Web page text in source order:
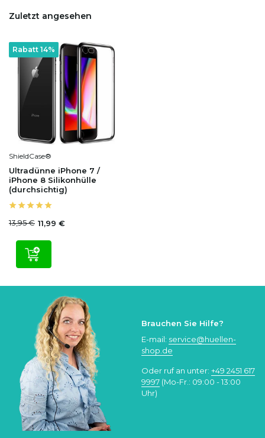
Zuletzt angesehen
Rabatt 14%
ShieldCase®
Ultradünne iPhone 7 /
iPhone 8 Silikonhülle
(durchsichtig)
13,95 € 11,99 €
Brauchen Sie Hilfe?
E-mail: service@huellen-
shop.de
Oder ruf an unter: +49 2451 617
9997 (Mo-Fr.: 09:00 - 13:00
Uhr)